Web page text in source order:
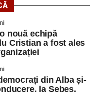
de înscrieri și informații
nouă echipă
Cristian a fost ales
din Alba și-
la Sebeș.